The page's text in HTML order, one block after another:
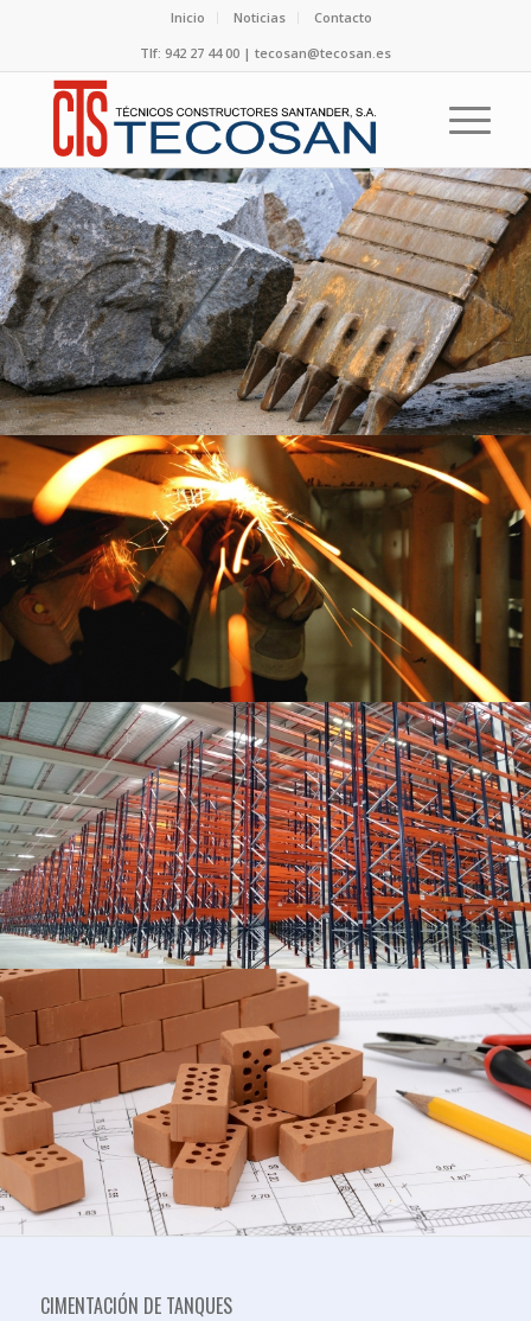
Inicio Noticias
Contacto
Tlf: 942 27 44 00 | tecosan@tecosan.es
CIMENTACIÓN DE TANQUES